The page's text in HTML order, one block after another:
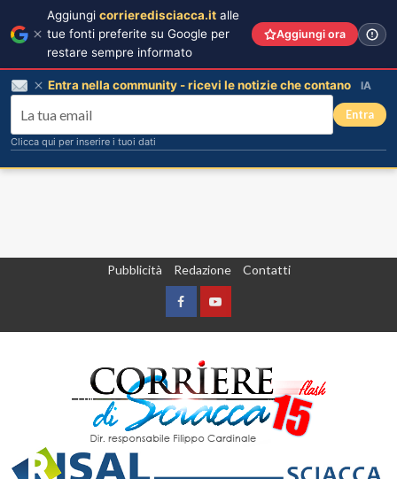
Pubblicità Redazione Contatti
FacebookYountube
Aggiungi corrieredisciacca.it alle
tue fonti preferite su Google per
restare sempre informato
Aggiungi ora
Entra nella community - ricevi le notizie che contano IA
Entra
Clicca qui per inserire i tuoi dati